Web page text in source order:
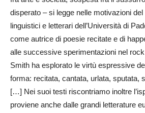
disperato – si legge nelle motivazioni
linguistici e letterari dell’U­niversità di
come autrice di poesie recitate e di
alle successive sperimentazioni nel
Smith ha esplorato le virtù espressive
forma: recitata, cantata, urlata, sputata,
[…] Nei suoi testi riscontriamo inoltre
proviene anche dalle grandi letterature